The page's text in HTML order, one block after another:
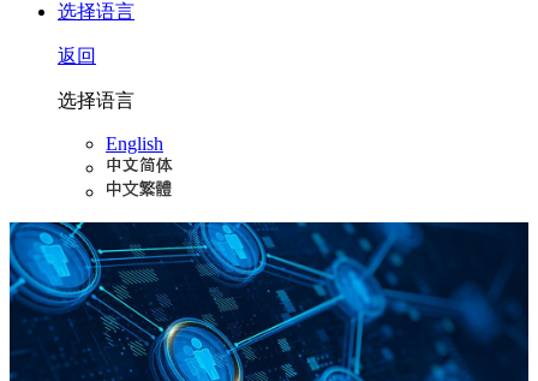
选择语言
返回
选择语言
English